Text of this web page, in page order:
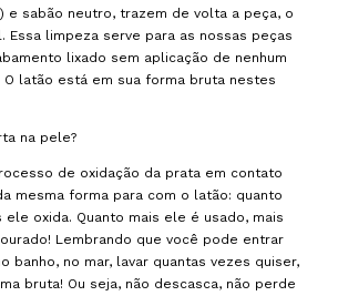
e sabão neutro, trazem de volta a peça, o
Essa limpeza serve para as nossas peças
lixado sem aplicação de nenhum
latão está em sua forma bruta nestes
na pele?
de oxidação da prata em contato
mesma forma para com o latão: quanto
ele oxida. Quanto mais ele é usado, mais
Lembrando que você pode entrar
banho, no mar, lavar quantas vezes quiser,
bruta! Ou seja, não descasca, não perde